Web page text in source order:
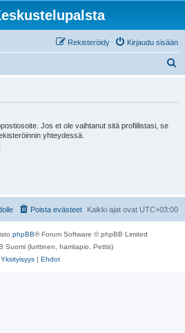
Kirjaudu sisään
Rekisteröidy
Jos et ole vaihtanut sitä profiilistasi, se
yhteydessä.
Kaikki ajat ovat UTC+03:00
Poista evästeet
phpBB® Forum Software © phpBB Limited
Suomi (lurttinen, harritapio, Pettis)
Yksityisyys | Ehdot